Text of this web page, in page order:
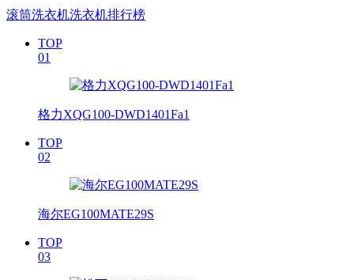
滚筒洗衣机洗衣机排行榜
TOP
01
格力XQG100-DWD1401Fa1
TOP
02
海尔EG100MATE29S
TOP
03